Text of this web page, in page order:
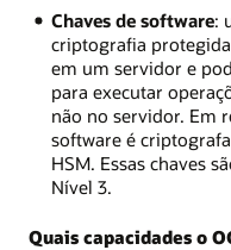
Chaves de software:
criptografia
em um servidor e
para executar
não no servidor. Em
software é
HSM. Essas chaves
Nível 3.
Quais capacidades o